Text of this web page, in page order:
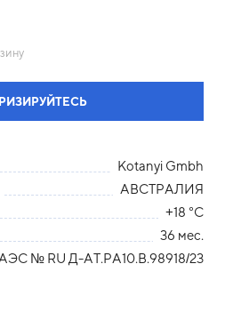
Kotanyi Gmbh
АВСТРАЛИЯ
+18 °С
36 мес.
№ RU Д-АТ.РА10.В.98918/23